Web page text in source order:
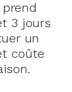
3 jours
un
coûte